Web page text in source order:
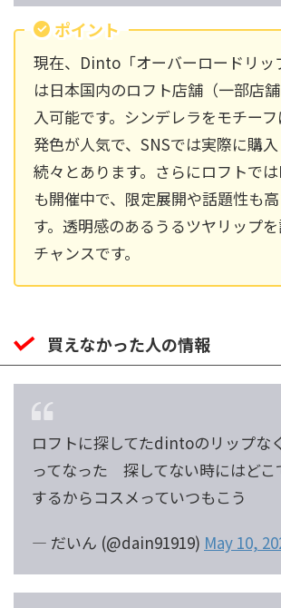
ポイント
現在、Dinto「オーバーロードリッ
は日本国内のロフト店舗（一部店
入可能です。シンデレラをモチー
発色が人気で、SNSでは実際に購
続々とあります。さらにロフトで
も開催中で、限定展開や話題性も
す。透明感のあるうるツヤリップ
チャンスです。
買えなかった人の情報
ロフトに探してたdintoのリップな
ってなった 探してない時にはどこ
するからコスメっていつもこう
— だいん (@dain91919) May 10,